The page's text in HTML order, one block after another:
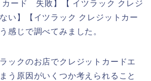
カード 失敗】【 イツラック クレジ
い】【イツラック クレジットカー
感じで調べてみました。
ックのお店でクレジットカードエ
う原因がいくつか考えられること